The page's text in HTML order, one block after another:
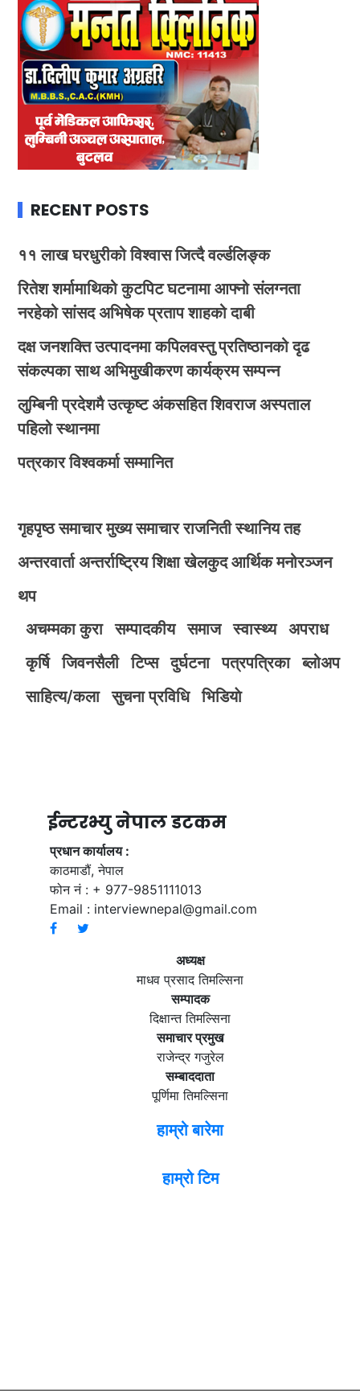
RECENT POSTS
११ लाख घरधुरीको विश्वास जित्दै वर्ल्डलिङ्क
रितेश शर्मामाथिको कुटपिट घटनामा आफ्नो संलग्नता
नरहेको सांसद अभिषेक प्रताप शाहको दाबी
दक्ष जनशक्ति उत्पादनमा कपिलवस्तु प्रतिष्ठानको दृढ
संकल्पका साथ अभिमुखीकरण कार्यक्रम सम्पन्न
लुम्बिनी प्रदेशमै उत्कृष्ट अंकसहित शिवराज अस्पताल
पहिलो स्थानमा
पत्रकार विश्वकर्मा सम्मानित
गृहपृष्ठ समाचार मुख्य समाचार राजनिती स्थानिय तह
अन्तरवार्ता अन्तर्राष्ट्रिय शिक्षा खेलकुद आर्थिक मनोरञ्जन
थप
अचम्मका कुरा
सम्पादकीय समाज स्वास्थ्य
अपराध
कृर्षि
जिवनसैली टिप्स दुर्घटना पत्रपत्रिका
ब्लोअप
साहित्य/कला
सुचना प्रविधि भिडियाे
ईन्टरभ्यु नेपाल डटकम
प्रधान कार्यालय :
काठमाडौं, नेपाल
फोन नं : + 977-9851111013
Email : interviewnepal@gmail.com
अध्यक्ष
माधव प्रसाद तिमल्सिना
सम्पादक
दिक्षान्त तिमल्सिना
समाचार प्रमुख
राजेन्द्र गजुरेल
सम्बाददाता
पूर्णिमा तिमल्सिना
हाम्रो बारेमा
हाम्रो टिम